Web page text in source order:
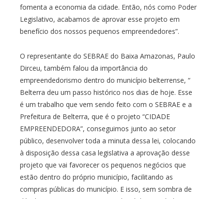
fomenta a economia da cidade. Então, nós como Poder
Legislativo, acabamos de aprovar esse projeto em
benefício dos nossos pequenos empreendedores”.
O representante do SEBRAE do Baixa Amazonas, Paulo
Dirceu, também falou da importância do
empreendedorismo dentro do município belterrense, “
Belterra deu um passo histórico nos dias de hoje. Esse
é um trabalho que vem sendo feito com o SEBRAE e a
Prefeitura de Belterra, que é o projeto “CIDADE
EMPREENDEDORA”, conseguimos junto ao setor
público, desenvolver toda a minuta dessa lei, colocando
à disposição dessa casa legislativa a aprovação desse
projeto que vai favorecer os pequenos negócios que
estão dentro do próprio município, facilitando as
compras públicas do município. E isso, sem sombra de